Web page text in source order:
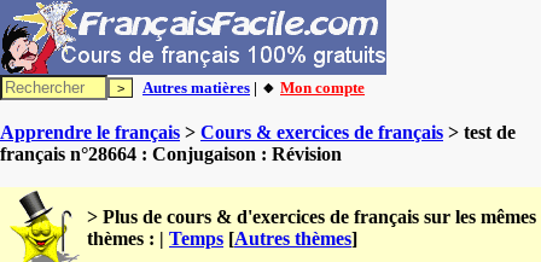
Autres matières | 🔸 Mon compte
Apprendre le français > Cours & exercices de français > test de
français n°28664 : Conjugaison : Révision
> Plus de cours & d'exercices de français sur les mêmes
thèmes : | Temps [Autres thèmes]